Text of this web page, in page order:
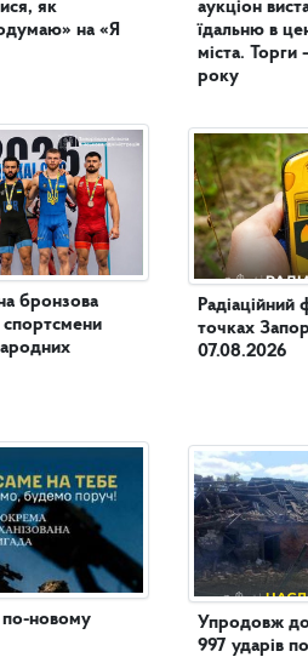
як
на «Я
бронзова
спортсмени
новому
аукціон
їдальню в центральній частині
міста. Торги
року
точках
07.08.2026
Упродовж
997 ударів